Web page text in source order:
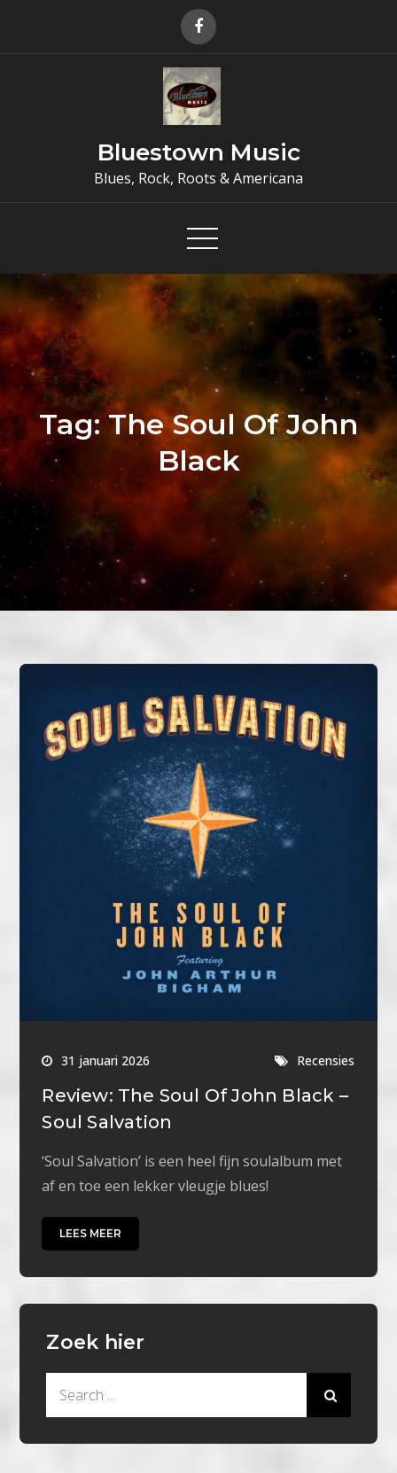
Bluestown Music
Blues, Rock, Roots & Americana
Tag:The Soul Of John
Black
31 januari 2026 Recensies
Review: The Soul Of John Black –
Soul Salvation
‘Soul Salvation’ is een heel fijn soulalbum met
af en toe een lekker vleugje blues!
LEES MEER
Zoek hier